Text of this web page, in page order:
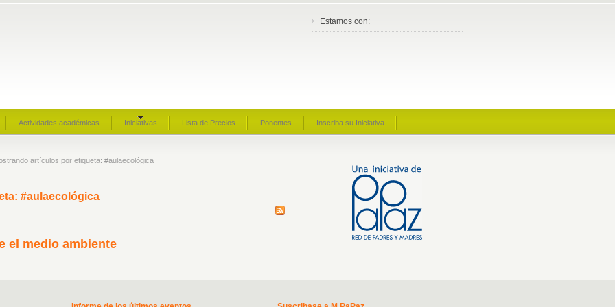
Estamos con:
Actividades académicas Iniciativas Lista de Precios Ponentes Inscriba su Iniciativa
artículos por etiqueta: #aulaecológica
#aulaecológica
el medio ambiente